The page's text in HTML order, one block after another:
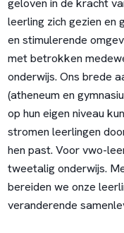
geloven in de kracht
leerling zich gezien en
en stimulerende
met betrokken
onderwijs. Ons brede
(atheneum en
op hun eigen niveau
stromen leerlingen
hen past. Voor vwo-
tweetalig onderwijs.
bereiden we onze
veranderende